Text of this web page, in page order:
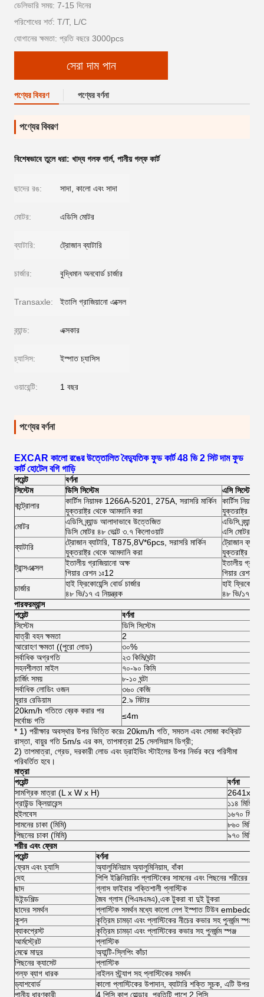
ডেলিভারি সময়: 7-15 দিনের
পরিশোধের শর্ত: T/T, L/C
যোগানের ক্ষমতা: প্রতি বছরে 3000pcs
সেরা দাম পান
পণ্যের বিবরণ পণ্যের বর্ণনা
পণ্যের বিবরণ
বিশেষভাবে তুলে ধরা: খাদ্য গলফ গার্ল, পানীয় গল্ফ কার্ট
ছাদের রঙ: সাদা, কালো এবং সাদা
মোটর: এডিসি মোটর
ব্যাটারি: ট্রোজান ব্যাটারি
চার্জার: বুদ্ধিমান অনবোর্ড চার্জার
Transaxle: ইতালি গ্রাজিয়ানো এক্সেল
ব্র্যান্ড: এক্সকার
চ্যাসিস: ইস্পাত চ্যাসিস
ওয়ারেন্টি: 1 বছর
পণ্যের বর্ণনা
EXCAR কালো রঙের উত্তোলিত বৈদ্যুতিক ফুড কার্ট 48 ভি 2 সিট দাম ফুড
কার্ট হোটেল বগি গাড়ি
পয়েন্ট
বর্ণনা
সিস্টেম
ডিসি সিস্টেম
এসি সিস্টেম
কন্ট্রোলার
কার্টিস নিয়ামক 1266A-5201, 275A, সরাসরি মার্কিন
যুক্তরাষ্ট্র থেকে আমদানি করা
কার্টিস
যুক্তরাষ্ট্র
মোটর
এডিসি ব্র্যান্ড আলাদাভাবে উত্তেজিত
ডিসি মোটর ৪৮ ভোল্ট ৩.৭ কিলোওয়াট
এডিসি ব্র্যান্ড
এসি মোটর ৪৮
ব্যাটারি
ট্রোজান ব্যাটারি, T875,8V*6pcs, সরাসরি মার্কিন
যুক্তরাষ্ট্র থেকে আমদানি করা
ট্রোজান
যুক্তরাষ্ট্র
ট্রান্সএক্সেল
ইতালীয় গ্রাজিয়ানো অক্ষ
গিয়ার রেশন ১ঃ12
ইতালীয়
গিয়ার রেশন
চার্জার
হাই ফ্রিকোয়েন্সি বোর্ড চার্জার
৪৮ ভি/১৭ এ নিয়ন্ত্রক
হাই
৪৮ ভি/১৭ এ
পারফরম্যান্স
পয়েন্ট
বর্ণনা
সিস্টেম
ডিসি সিস্টেম
যাত্রী বহন ক্ষমতা
2
আরোহণ ক্ষমতা ((পুরো লোড)
৩০%
সর্বাধিক অগ্রগতি
২৩ কিমি/ঘন্টা
সহনশীলতা মাইল
৭০-৯০ কিমি
চার্জিং সময়
৮-১০ ঘন্টা
সর্বাধিক লোডিং ওজন
৩৬০ কেজি
ঘুরার রেডিয়াম
2.৯ মিটার
20km/h গতিতে ব্রেক করার পর
সর্বোচ্চ গতি
≤4m
* 1) পরীক্ষার অবস্থার উপর ভিত্তি করেঃ 20km/h গতি, সমতল এবং সোজা কংক্রিট
রাস্তা, বায়ুর গতি 5m/s এর কম, তাপমাত্রা 25 সেলসিয়াস ডিগ্রী;
2) তাপমাত্রা, গ্রেড, দরকারী লোড এবং ড্রাইভিং স্টাইলের উপর নির্ভর করে পরিসীমা
পরিবর্তিত হবে।
মাত্রা
পয়েন্ট
বর্ণনা
সামগ্রিক মাত্রা (L x W x H)
গ্রাউন্ড ক্লিয়ারেন্স
১১৪ মিমি
হুইলবেস
১৬৭০ মিমি
সামনের চাকা (মিমি)
৮৬০ মিমি
পিছনের চাকা (মিমি)
৯৭০ মিমি
শরীর এবং ফ্রেম
পয়েন্ট
বর্ণনা
ফ্রেম এবং চ্যাসি
অ্যালুমিনিয়াম অ্যালুমিনিয়াম, বাঁকা
দেহ
পিপি ইঞ্জিনিয়ারিং প্লাস্টিকের সামনের এবং পিছনের শরীরের
ছাদ
গ্লাস ফাইবার শক্তিশালী প্লাস্টিক
উইন্ডশিল্ড
জৈব গ্লাস (পিএমএমএ),এক টুকরা বা দুই টুকরা
ছাদের সমর্থন
প্লাস্টিক সমর্থন মধ্যে কালো লেপ ইস্পাত টিউব embedding
কুশন
কৃত্রিম চামড়া এবং প্লাস্টিকের নীচের কভার সহ পুনর্জন্ম স্পঞ্জ
ব্যাকপ্রেস্ট
কৃত্রিম চামড়া এবং প্লাস্টিকের কভার সহ পুনর্জন্ম স্পঞ্জ
আর্মস্ট্রেট
প্লাস্টিক
মেঝে মাদুর
অ্যান্টি-স্লিপিং কাঁচা
পিছনের ক্যাসেট
প্লাস্টিক
গল্ফ ব্যাগ ধারক
নাইলন স্ট্র্যাপ সহ প্লাস্টিকের সমর্থন
ড্যাশবোর্ড
কালো প্লাস্টিকের উপাদান, ব্যাটারি শক্তি সূচক, এটি উপর
পানীয় ধারণকারী
4 পিসি কাপ হোল্ডার, প্রতিটি পাশে 2 পিসি